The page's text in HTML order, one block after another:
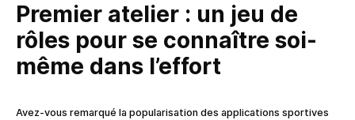
Premier atelier : un jeu de
rôles pour se connaître soi-
même dans l’effort
Avez-vous remarqué la popularisation des applications sportives